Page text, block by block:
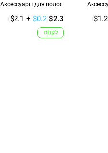
Аксессуары для волос.
$2.3
($2.1 + $0.2)
לִקְנוֹת
(